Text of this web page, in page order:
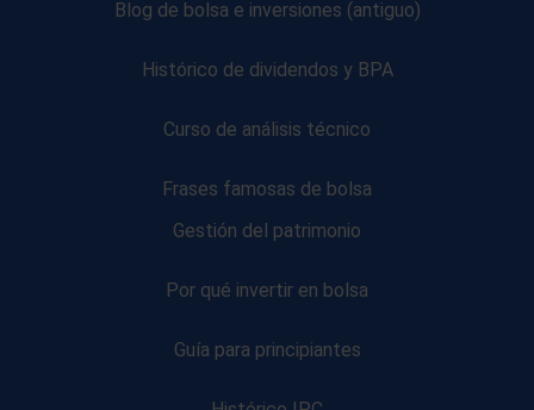
Blog de bolsa e inversiones (antiguo)
Histórico de dividendos y BPA
Curso de análisis técnico
Frases famosas de bolsa
Gestión del patrimonio
Por qué invertir en bolsa
Guía para principiantes